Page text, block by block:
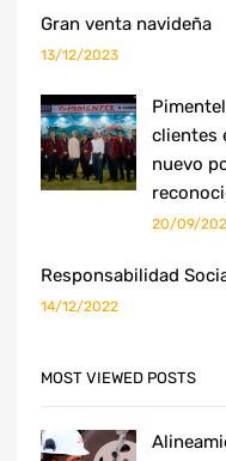
Gran venta navideña
13/12/2023
clientes
nuevo
20/09/
Responsabilidad
14/12/2022
MOST VIEWED POSTS